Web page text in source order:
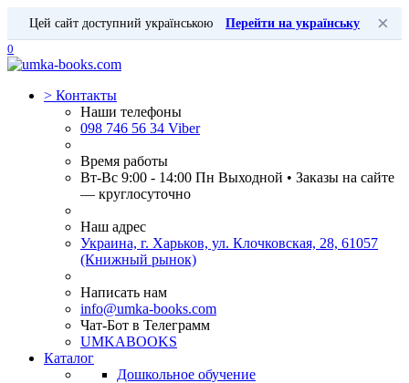
Цей сайт доступний українською Перейти на українську ×
0
> Контакты
Наши телефоны
098 746 56 34 Viber
Время работы
Вт-Вс 9:00 - 14:00 Пн Выходной • Заказы на сайте
— круглосуточно
Наш адрес
Украина, г. Харьков, ул. Клочковская, 28, 61057
(Книжный рынок)
Написать нам
info@umka-books.com
Чат-Бот в Телеграмм
UMKABOOKS
Каталог
Дошкольное обучение